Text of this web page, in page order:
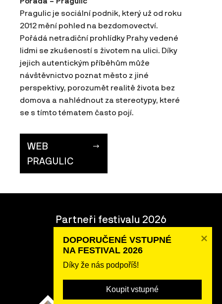
Pragulic je sociální podnik, který už od roku
2012 mění pohled na bezdomovectví.
Pořádá netradiční prohlídky Prahy vedené
lidmi se zkušeností s životem na ulici. Díky
jejich autentickým příběhům může
návštěvnictvo poznat město z jiné
perspektivy, porozumět realitě života bez
domova a nahlédnout za stereotypy, které
se s tímto tématem často pojí.
WEB
PRAGULIC
Partneři festivalu 2026
Dobrovolnictví
O festivalu
Tým
DOPORUČENÉ VSTUPNÉ
NA FESTIVAL 2026
Díky že nás podpoříš!
Koupit vstupné